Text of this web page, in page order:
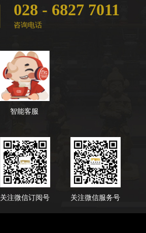
028 - 6827 7011
咨询电话
智能客服
关注微信服务号
关注微信订阅号